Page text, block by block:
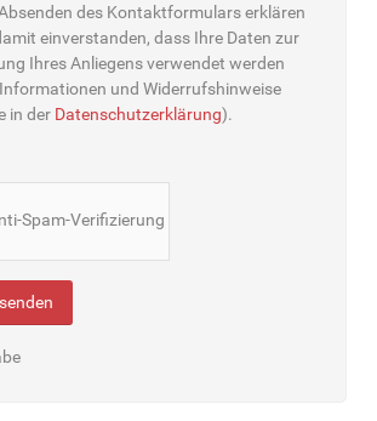
des Kontaktformulars erklären
einverstanden, dass Ihre Daten zur
Ihres Anliegens verwendet werden
und Widerrufshinweise
in der Datenschutzerklärung).
Spam-Verifizierung